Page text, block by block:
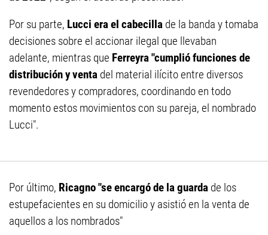
Por su parte, Lucci era el cabecilla de la banda y tomaba
decisiones sobre el accionar ilegal que llevaban
adelante, mientras que Ferreyra "cumplió funciones de
distribución y venta del material ilícito entre diversos
revendedores y compradores, coordinando en todo
momento estos movimientos con su pareja, el nombrado
Lucci".
Por último, Ricagno "se encargó de la guarda de los
estupefacientes en su domicilio y asistió en la venta de
aquellos a los nombrados"